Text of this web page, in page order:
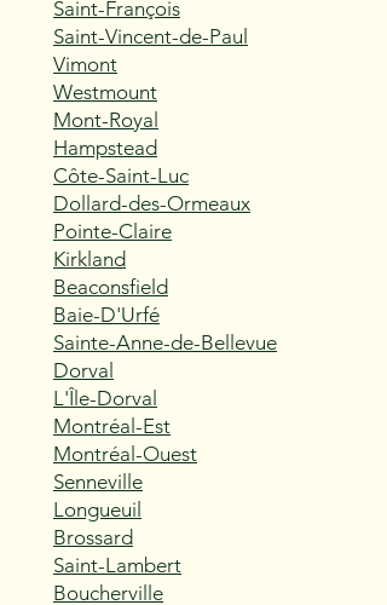
Saint-François
Saint-Vincent-de-Paul
Vimont
Westmount
Mont-Royal
Hampstead
Côte-Saint-Luc
Dollard-des-Ormeaux
Pointe-Claire
Kirkland
Beaconsfield
Baie-D'Urfé
Sainte-Anne-de-Bellevue
Dorval
L'Île-Dorval
Montréal-Est
Montréal-Ouest
Senneville
Longueuil
Brossard
Saint-Lambert
Boucherville